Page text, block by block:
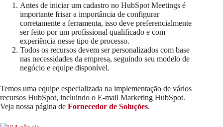
Antes de iniciar um cadastro no HubSpot Meetings é
importante frisar a importância de configurar
corretamente a ferramenta, isso deve preferencialmente
ser feito por um profissional qualificado e com
experiência nesse tipo de processo.
Todos os recursos devem ser personalizados com base
nas necessidades da empresa, seguindo seu modelo de
negócio e equipe disponível.
Temos uma equipe especializada na implementação de vários
recursos HubSpot, incluindo o E-mail Marketing HubSpot.
Veja nossa página de Fornecedor de Soluções.